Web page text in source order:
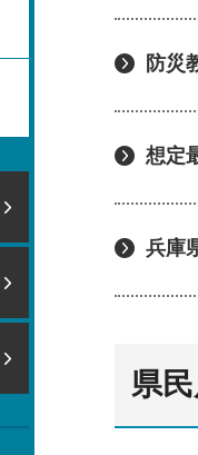
防災
想定
兵庫
県